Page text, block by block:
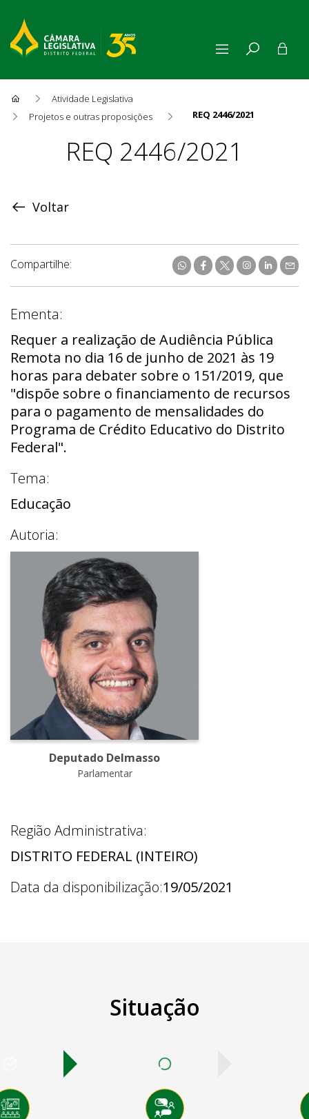
Atividade Legislativa
Projetos e outras proposições
REQ 2446/2021
ProposiçãoREQ 2446/2021
Voltar
Compartilhe:
Ementa:
Requer a realização de Audiência Pública
Remota no dia 16 de junho de 2021 às 19
horas para debater sobre o 151/2019, que
"dispõe sobre o financiamento de recursos
para o pagamento de mensalidades do
Programa de Crédito Educativo do Distrito
Federal".
Tema:
Educação
Autoria:
Deputado Delmasso
Parlamentar
Região Administrativa:
DISTRITO FEDERAL (INTEIRO)
Data da disponibilização:19/05/2021
Situação